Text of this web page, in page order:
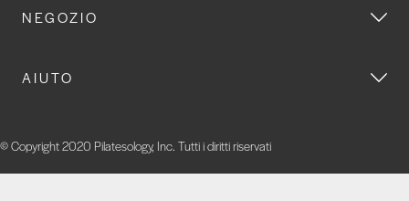
NEGOZIO
AIUTO
© Copyright 2020 Pilatesology, Inc. Tutti i diritti riservati